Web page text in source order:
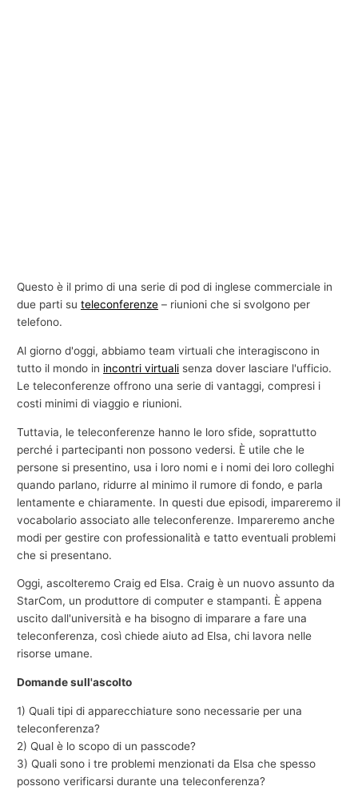
Questo è il primo di una serie di pod di inglese commerciale in
due parti suteleconferenze – riunioni che si svolgono per
telefono.
Al giorno d'oggi, abbiamo team virtuali che interagiscono in
tutto il mondo in incontri virtuali senza dover lasciare l'ufficio.
Le teleconferenze offrono una serie di vantaggi, compresi i
costi minimi di viaggio e riunioni.
Tuttavia, le teleconferenze hanno le loro sfide, soprattutto
perché i partecipanti non possono vedersi. È utile che le
persone si presentino, usa i loro nomi e i nomi dei loro colleghi
quando parlano, ridurre al minimo il rumore di fondo, e parla
lentamente e chiaramente. In questi due episodi, impareremo il
vocabolario associato alle teleconferenze. Impareremo anche
modi per gestire con professionalità e tatto eventuali problemi
che si presentano.
Oggi, ascolteremo Craig ed Elsa. Craig è un nuovo assunto da
StarCom, un produttore di computer e stampanti. È appena
uscito dall'università e ha bisogno di imparare a fare una
teleconferenza, così chiede aiuto ad Elsa, chi lavora nelle
risorse umane.
Domande sull'ascolto
1) Quali tipi di apparecchiature sono necessarie per una
teleconferenza?
2) Qual è lo scopo di un passcode?
3) Quali sono i tre problemi menzionati da Elsa che spesso
possono verificarsi durante una teleconferenza?